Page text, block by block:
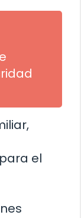
el